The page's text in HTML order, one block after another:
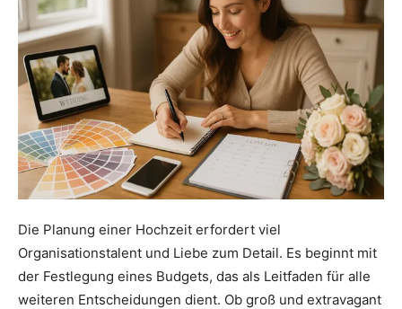
Die Planung einer Hochzeit erfordert viel
Organisationstalent und Liebe zum Detail. Es beginnt mit
der Festlegung eines Budgets, das als Leitfaden für alle
weiteren Entscheidungen dient. Ob groß und extravagant